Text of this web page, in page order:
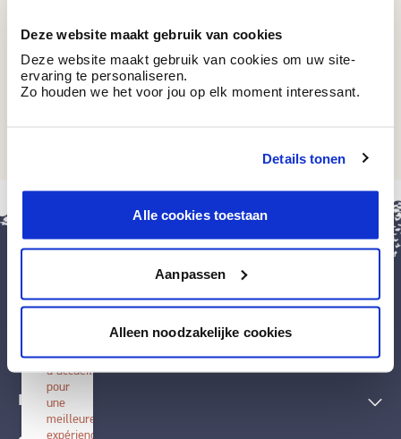
Deze website maakt gebruik van cookies
Deze website maakt gebruik van cookies om uw site-
ervaring te personaliseren.
Zo houden we het voor jou op elk moment interessant.
Details tonen
Alle cookies toestaan
Aanpassen
Alleen noodzakelijke cookies
Techniques décoratives
Inspiration
BOSS
application
écran
d'accueil
pour
une
meilleure
expérience.
fermer